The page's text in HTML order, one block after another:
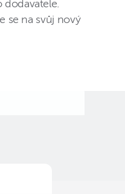
dodavatele.
se na svůj nový